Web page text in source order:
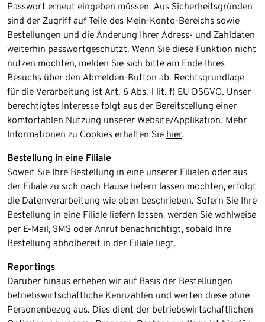
Passwort erneut eingeben müssen. Aus Sicherheitsgründen
sind der Zugriff auf Teile des Mein-Konto-Bereichs sowie
Bestellungen und die Änderung Ihrer Adress- und Zahldaten
weiterhin passwortgeschützt. Wenn Sie diese Funktion nicht
nutzen möchten, melden Sie sich bitte am Ende Ihres
Besuchs über den Abmelden-Button ab. Rechtsgrundlage
für die Verarbeitung ist Art. 6 Abs. 1 lit. f) EU DSGVO. Unser
berechtigtes Interesse folgt aus der Bereitstellung einer
komfortablen Nutzung unserer Website/Applikation. Mehr
Informationen zu Cookies erhalten Sie hier.
Bestellung in eine Filiale
Soweit Sie Ihre Bestellung in eine unserer Filialen oder aus
der Filiale zu sich nach Hause liefern lassen möchten, erfolgt
die Datenverarbeitung wie oben beschrieben. Sofern Sie Ihre
Bestellung in eine Filiale liefern lassen, werden Sie wahlweise
per E-Mail, SMS oder Anruf benachrichtigt, sobald Ihre
Bestellung abholbereit in der Filiale liegt.
Reportings
Darüber hinaus erheben wir auf Basis der Bestellungen
betriebswirtschaftliche Kennzahlen und werten diese ohne
Personenbezug aus. Dies dient der betriebswirtschaftlichen